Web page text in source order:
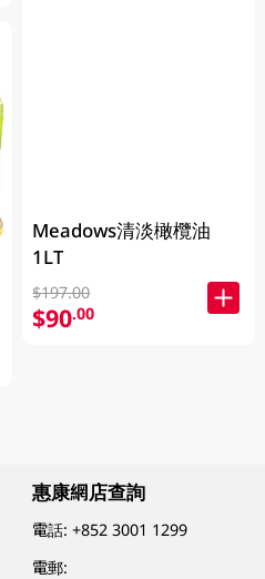
Meadows清淡橄欖油
1LT
$197.00
$90.00
惠康網店查詢
電話:+852 3001 1299
電郵: